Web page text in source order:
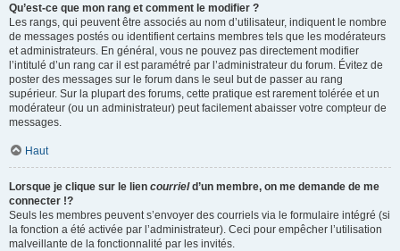
Qu’est-ce que mon rang et comment le modifier ?
Les rangs, qui peuvent être associés au nom d’utilisateur, indiquent le nombre
de messages postés ou identifient certains membres tels que les modérateurs
et administrateurs. En général, vous ne pouvez pas directement modifier
l’intitulé d’un rang car il est paramétré par l’administrateur du forum. Évitez de
poster des messages sur le forum dans le seul but de passer au rang
supérieur. Sur la plupart des forums, cette pratique est rarement tolérée et un
modérateur (ou un administrateur) peut facilement abaisser votre compteur de
messages.
Haut
Lorsque je clique sur le lien courrield’un membre, on me demande de me
connecter !?
Seuls les membres peuvent s’envoyer des courriels via le formulaire intégré (si
la fonction a été activée par l’administrateur). Ceci pour empêcher l’utilisation
malveillante de la fonctionnalité par les invités.